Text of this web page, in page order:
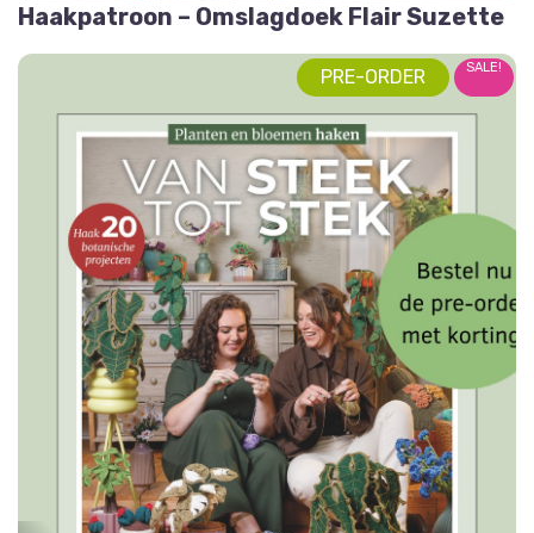
Haakpatroon – Omslagdoek Flair Suzette
PRE-ORDER SALE!